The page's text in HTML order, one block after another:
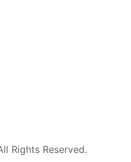
Rights Reserved.